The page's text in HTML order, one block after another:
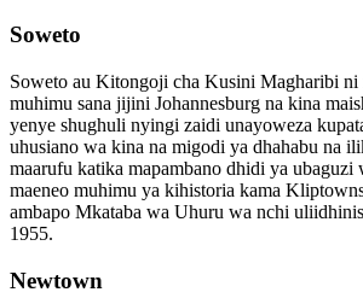
Soweto
Soweto au Kitongoji cha Kusini Magharibi ni
muhimu sana jijini Johannesburg na kina
yenye shughuli nyingi zaidi unayoweza
uhusiano wa kina na migodi ya dhahabu na
maarufu katika mapambano dhidi ya ubaguzi
maeneo muhimu ya kihistoria kama
ambapo Mkataba wa Uhuru wa nchi
1955.
Newtown